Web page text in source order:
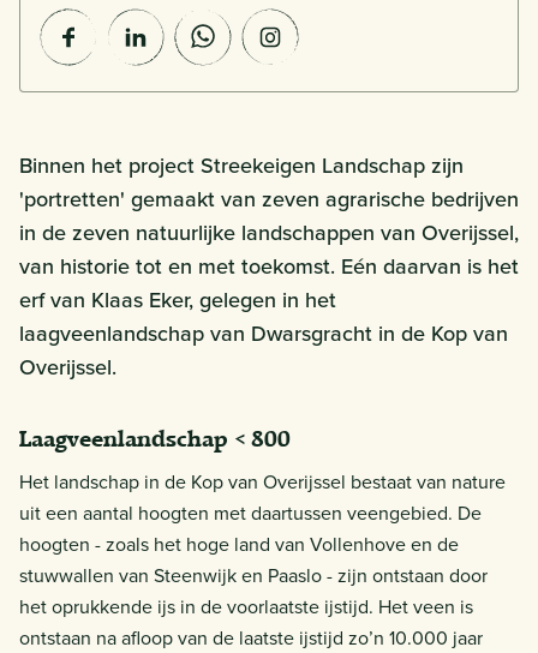
Binnen het project Streekeigen Landschap zijn
'portretten' gemaakt van zeven agrarische bedrijven
in de zeven natuurlijke landschappen van Overijssel,
van historie tot en met toekomst. Eén daarvan is het
erf van Klaas Eker, gelegen in het
laagveenlandschap van Dwarsgracht in de Kop van
Overijssel.
Laagveenlandschap < 800
Het landschap in de Kop van Overijssel bestaat van nature
uit een aantal hoogten met daartussen veengebied. De
hoogten - zoals het hoge land van Vollenhove en de
stuwwallen van Steenwijk en Paaslo - zijn ontstaan door
het oprukkende ijs in de voorlaatste ijstijd. Het veen is
ontstaan na afloop van de laatste ijstijd zo’n 10.000 jaar